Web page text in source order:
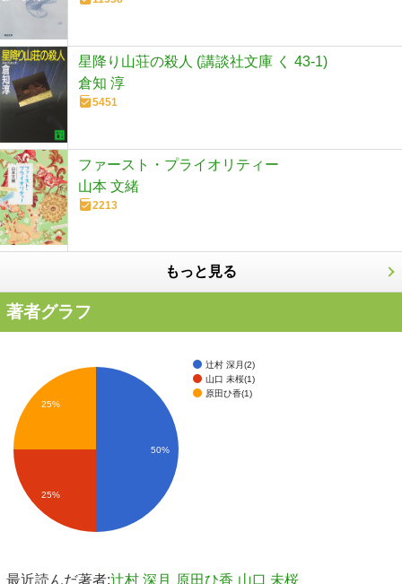
星降り山荘の殺人 (講談社文庫 く 43-1)
倉知 淳
5451
ファースト・プライオリティー
山本 文緒
2213
もっと見る
著者グラフ
辻村 深月(2)
山口 未桜(1)
原田ひ香(1)
25%
25%
50%
最近読んだ著者:辻村 深月 原田ひ香 山口 未桜